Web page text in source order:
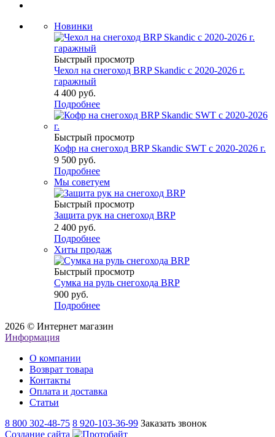
Новинки
Быстрый просмотр
Чехол на снегоход BRP Skandic с 2020-2026 г.
гаражный
4 400 руб.
Подробнее
Быстрый просмотр
Кофр на снегоход BRP Skandic SWT с 2020-2026 г.
9 500 руб.
Подробнее
Мы советуем
Быстрый просмотр
Защита рук на снегоход BRP
2 400 руб.
Подробнее
Хиты продаж
Быстрый просмотр
Сумка на руль снегохода BRP
900 руб.
Подробнее
2026 © Интернет магазин
Информация
О компании
Возврат товара
Контакты
Оплата и доставка
Статьи
8 800 302-48-75 8 920-103-36-99 Заказать звонок
Создание сайта